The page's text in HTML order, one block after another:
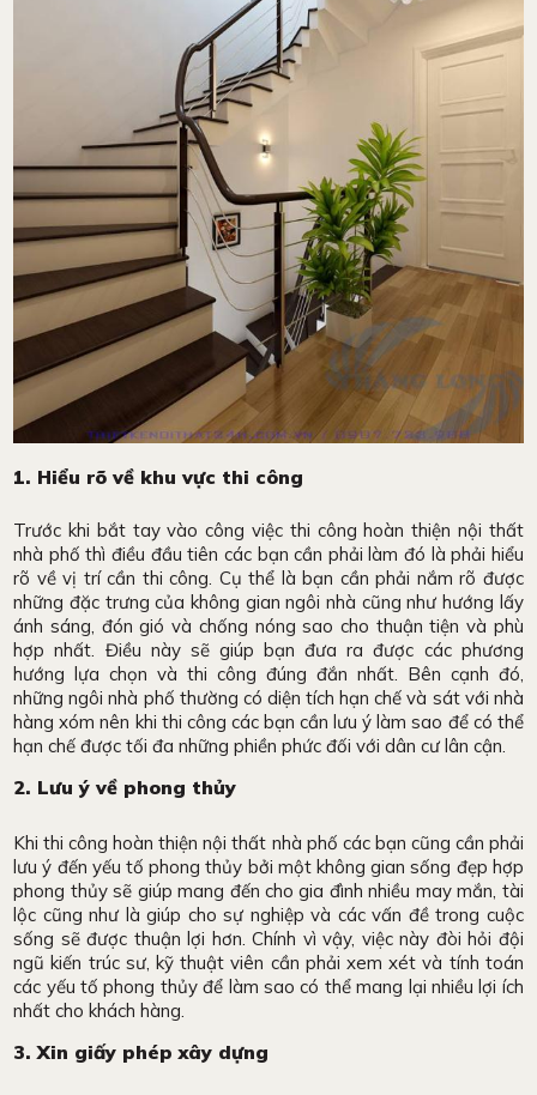
1. Hiểu rõ về khu vực thi công
Trước khi bắt tay vào công việc thi công hoàn thiện nội thất
nhà phố thì điều đầu tiên các bạn cần phải làm đó là phải hiểu
rõ về vị trí cần thi công. Cụ thể là bạn cần phải nắm rõ được
những đặc trưng của không gian ngôi nhà cũng như hướng lấy
ánh sáng, đón gió và chống nóng sao cho thuận tiện và phù
hợp nhất. Điều này sẽ giúp bạn đưa ra được các phương
hướng lựa chọn và thi công đúng đắn nhất. Bên cạnh đó,
những ngôi nhà phố thường có diện tích hạn chế và sát với nhà
hàng xóm nên khi thi công các bạn cần lưu ý làm sao để có thể
hạn chế được tối đa những phiền phức đối với dân cư lân cận.
2. Lưu ý về phong thủy
Khi thi công hoàn thiện nội thất nhà phố các bạn cũng cần phải
lưu ý đến yếu tố phong thủy bởi một không gian sống đẹp hợp
phong thủy sẽ giúp mang đến cho gia đình nhiều may mắn, tài
lộc cũng như là giúp cho sự nghiệp và các vấn đề trong cuộc
sống sẽ được thuận lợi hơn. Chính vì vậy, việc này đòi hỏi đội
ngũ kiến trúc sư, kỹ thuật viên cần phải xem xét và tính toán
các yếu tố phong thủy để làm sao có thể mang lại nhiều lợi ích
nhất cho khách hàng.
3. Xin giấy phép xây dựng